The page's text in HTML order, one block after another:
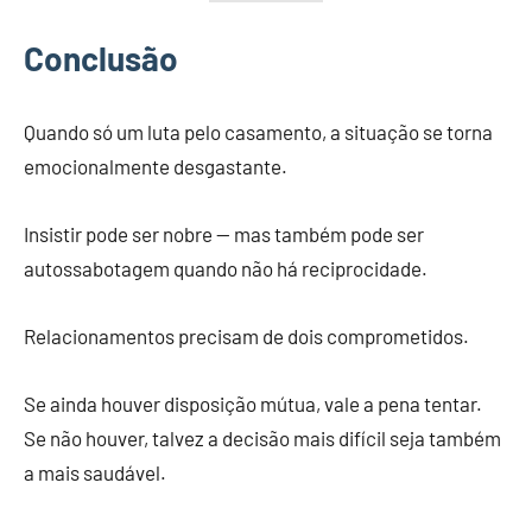
Conclusão
Quando só um luta pelo casamento, a situação se torna
emocionalmente desgastante.
Insistir pode ser nobre — mas também pode ser
autossabotagem quando não há reciprocidade.
Relacionamentos precisam de dois comprometidos.
Se ainda houver disposição mútua, vale a pena tentar.
Se não houver, talvez a decisão mais difícil seja também
a mais saudável.